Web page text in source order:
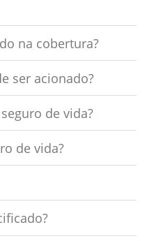
na cobertura?
ser acionado?
de vida?
de vida?